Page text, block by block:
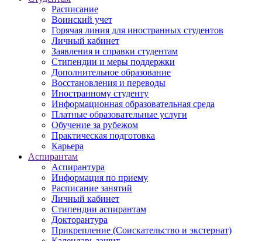
Расписание
Воинский учет
Горячая линия для иностранных студентов
Личный кабинет
Заявления и справки студентам
Стипендии и меры поддержки
Дополнительное образование
Восстановления и переводы
Иностранному студенту
Информационная образовательная среда
Платные образовательные услуги
Обучение за рубежом
Практическая подготовка
Карьера
Аспирантам
Аспирантура
Информация по приему
Расписание занятий
Личный кабинет
Стипендии аспирантам
Докторантура
Прикрепление (Соискательство и экстернат)